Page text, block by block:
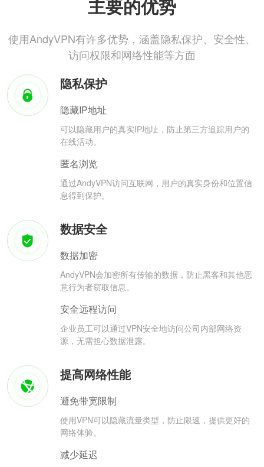
主要的优势
使用AndyVPN有许多优势，涵盖隐私保护、安全性、
访问权限和网络性能等方面
隐私保护
隐藏IP地址
可以隐藏用户的真实IP地址，防止第三方追踪用户的
在线活动。
匿名浏览
通过AndyVPN访问互联网，用户的真实身份和位置信
息得到保护。
数据安全
数据加密
AndyVPN会加密所有传输的数据，防止黑客和其他恶
意行为者窃取信息。
安全远程访问
企业员工可以通过VPN安全地访问公司内部网络资
源，无需担心数据泄露。
提高网络性能
避免带宽限制
使用VPN可以隐藏流量类型，防止限速，提供更好的
网络体验。
减少延迟